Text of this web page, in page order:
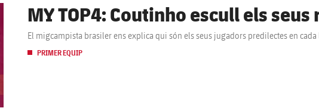
MY TOP4: Coutinho escull els
El migcampista brasiler ens explica qui són els seus jugadors predilectes en
PRIMER EQUIP